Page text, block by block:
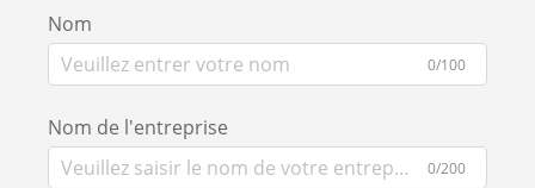
Nom
0/100
Nom de l'entreprise
0/200